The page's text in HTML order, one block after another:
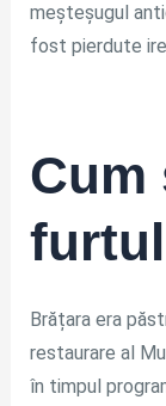
meșteșugul
fost pierdute
Cum
furtul
Brățara era
restaurare al
în timpul